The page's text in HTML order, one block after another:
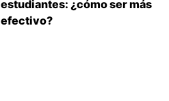
estudiantes: ¿cómo ser más
efectivo?